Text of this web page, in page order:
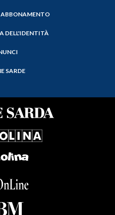
DELL'IDENTITÀ
SARDE